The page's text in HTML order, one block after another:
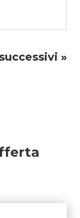
»